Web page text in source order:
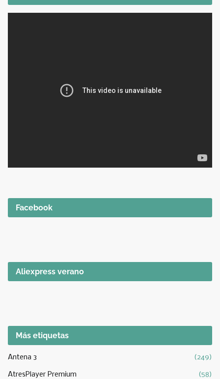
Facebook
Aliexpress verano
Más etiquetas
Antena 3 (249)
AtresPlayer Premium (58)